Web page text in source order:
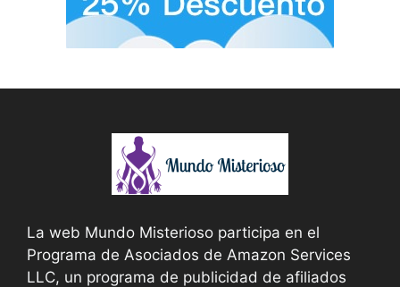
La web Mundo Misterioso participa en el
Programa de Asociados de Amazon Services
LLC, un programa de publicidad de afiliados